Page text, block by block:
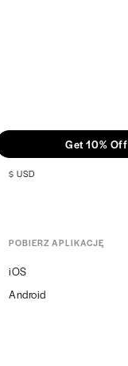
Get 10% Off
$ USD
POBIERZ APLIKACJĘ
iOS
Android